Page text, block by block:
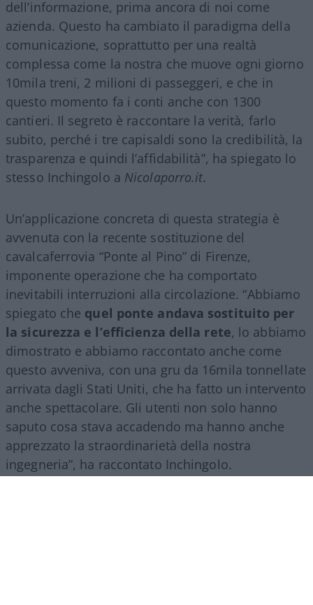
dell’informazione, prima ancora di noi come
azienda. Questo ha cambiato il paradigma della
comunicazione, soprattutto per una realtà
complessa come la nostra che muove ogni giorno
10mila treni, 2 milioni di passeggeri, e che in
questo momento fa i conti anche con 1300
cantieri. Il segreto è raccontare la verità, farlo
subito, perché i tre capisaldi sono la credibilità, la
trasparenza e quindi l’affidabilità”, ha spiegato lo
stesso Inchingolo a Nicolaporro.it.
Un’applicazione concreta di questa strategia è
avvenuta con la recente sostituzione del
cavalcaferrovia “Ponte al Pino” di Firenze,
imponente operazione che ha comportato
inevitabili interruzioni alla circolazione. “Abbiamo
spiegato che quel ponte andava sostituito per
la sicurezza e l’efficienza della rete, lo abbiamo
dimostrato e abbiamo raccontato anche come
questo avveniva, con una gru da 16mila tonnellate
arrivata dagli Stati Uniti, che ha fatto un intervento
anche spettacolare. Gli utenti non solo hanno
saputo cosa stava accadendo ma hanno anche
apprezzato la straordinarietà della nostra
ingegneria”, ha raccontato Inchingolo.